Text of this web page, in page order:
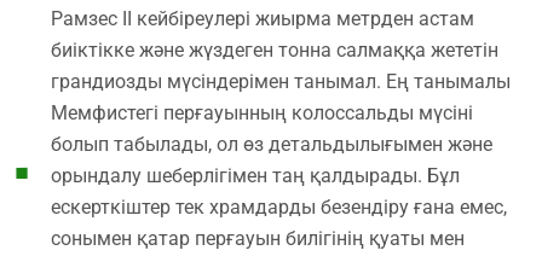
Рамзес ІІ кейбіреулері жиырма метрден астам
биіктікке және жүздеген тонна салмаққа жететін
грандиозды мүсіндерімен танымал. Ең танымалы
Мемфистегі перғауынның колоссальды мүсіні
болып табылады, ол өз детальдылығымен және
орындалу шеберлігімен таң қалдырады. Бұл
ескерткіштер тек храмдарды безендіру ғана емес,
сонымен қатар перғауын билігінің қуаты мен